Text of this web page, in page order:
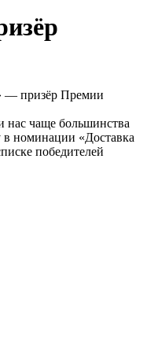
— призёр Премии
нас чаще большинства
номинации «Доставка
победителей